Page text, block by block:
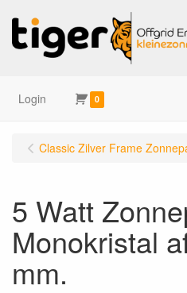
Login 0
Classic Zilver Frame
5 Watt
Monokristal
mm.